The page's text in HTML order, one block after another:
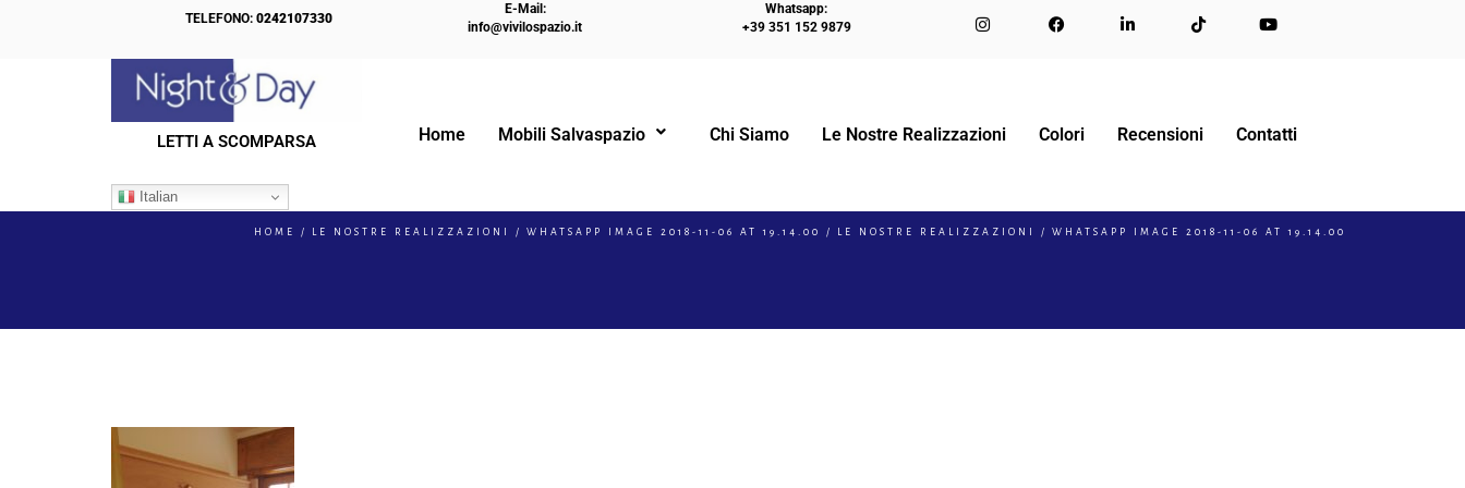
TELEFONO:0242107330
E-Mail:
info@vivilospazio.it
Whatsapp:
+39 351 152 9879
LETTI A SCOMPARSA
Italian
Home Mobili Salvaspazio Chi Siamo Le Nostre Realizzazioni Colori Recensioni Contatti
WHATSAPP IMAGE 2018-11-06 AT 19.14.00
HOME LE NOSTRE REALIZZAZIONI WHATSAPP IMAGE 2018-11-06 AT 19.14.00 LE NOSTRE REALIZZAZIONI WHATSAPP IMAGE 2018-11-06 AT 19.14.00